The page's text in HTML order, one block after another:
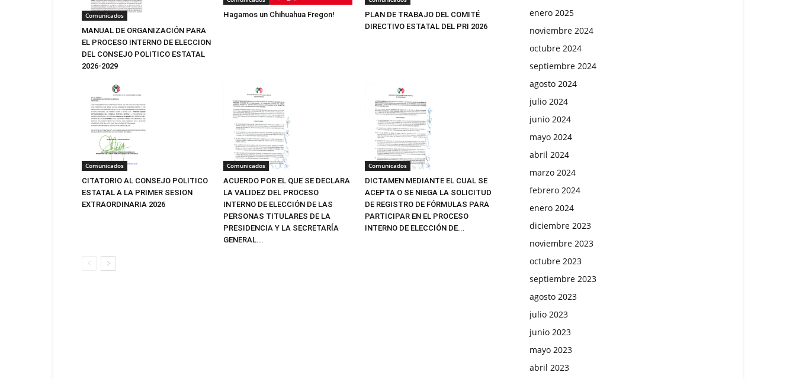
Comunicados
MANUAL DE ORGANIZACIÓN PARA
EL PROCESO INTERNO DE ELECCION
DEL CONSEJO POLITICO ESTATAL
2026-2029
Hagamos un Chihuahua Fregon!
PLAN DE TRABAJO DEL COMITÉ
DIRECTIVO ESTATAL DEL PRI 2026
Comunicados
CITATORIO AL CONSEJO POLITICO
ESTATAL A LA PRIMER SESION
EXTRAORDINARIA 2026
Comunicados
ACUERDO POR EL QUE SE DECLARA
LA VALIDEZ DEL PROCESO
INTERNO DE ELECCIÓN DE LAS
PERSONAS TITULARES DE LA
PRESIDENCIA Y LA SECRETARÍA
GENERAL...
Comunicados
DICTAMEN MEDIANTE EL CUAL SE
ACEPTA O SE NIEGA LA SOLICITUD
DE REGISTRO DE FÓRMULAS PARA
PARTICIPAR EN EL PROCESO
INTERNO DE ELECCIÓN DE...
enero 2025
noviembre 2024
octubre 2024
septiembre 2024
agosto 2024
julio 2024
junio 2024
mayo 2024
abril 2024
marzo 2024
febrero 2024
enero 2024
diciembre 2023
noviembre 2023
octubre 2023
septiembre 2023
agosto 2023
julio 2023
junio 2023
mayo 2023
abril 2023